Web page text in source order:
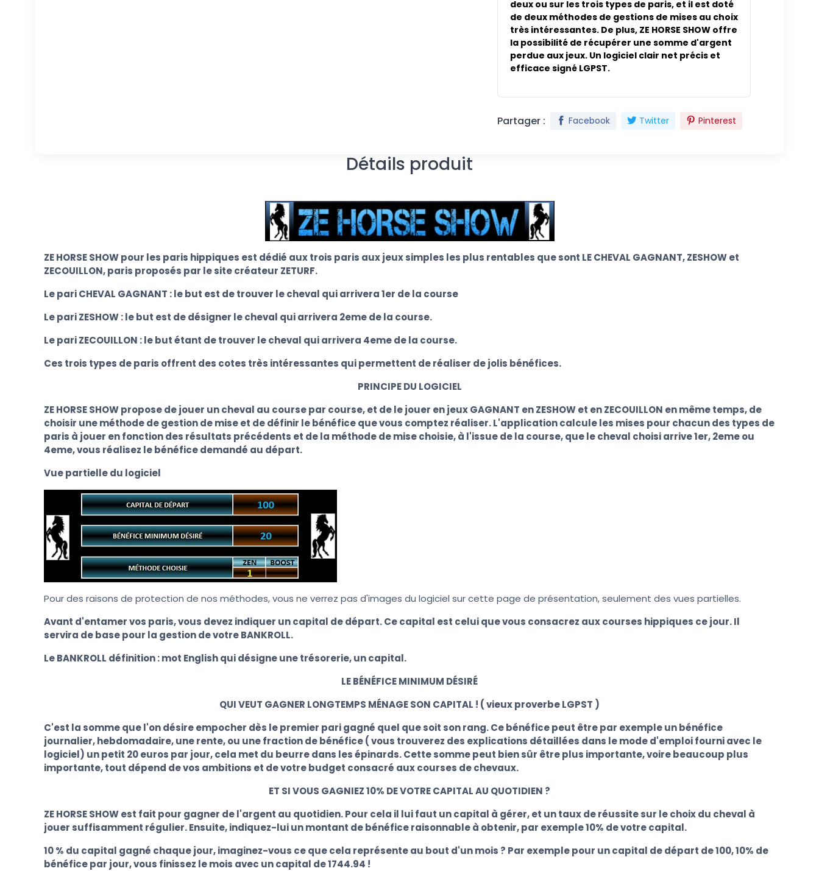
deux ou sur les trois types de paris, et il est doté
de deux méthodes de gestions de mises au choix
très intéressantes. De plus, ZE HORSE SHOW offre
la possibilité de récupérer une somme d'argent
perdue aux jeux. Un logiciel clair net précis et
efficace signé LGPST.
Partager : Facebook Twitter Pinterest
Détails produit
ZE HORSE SHOW pour les paris hippiques est dédié aux trois paris aux jeux simples les plus rentables que sont LE CHEVAL GAGNANT, ZESHOW et
ZECOUILLON, paris proposés par le site créateur ZETURF.
Le pari CHEVAL GAGNANT : le but est de trouver le cheval qui arrivera 1er de la course
Le pari ZESHOW : le but est de désigner le cheval qui arrivera 2eme de la course.
Le pari ZECOUILLON : le but étant de trouver le cheval qui arrivera 4eme de la course.
Ces trois types de paris offrent des cotes très intéressantes qui permettent de réaliser de jolis bénéfices.
PRINCIPE DU LOGICIEL
ZE HORSE SHOW propose de jouer un cheval au course par course, et de le jouer en jeux GAGNANT en ZESHOW et en ZECOUILLON en même temps, de
choisir une méthode de gestion de mise et de définir le bénéfice que vous comptez réaliser. L'application calcule les mises pour chacun des types de
paris à jouer en fonction des résultats précédents et de la méthode de mise choisie, à l'issue de la course, que le cheval choisi arrive 1er, 2eme ou
4eme, vous réalisez le bénéfice demandé au départ.
Vue partielle du logiciel
Pour des raisons de protection de nos méthodes, vous ne verrez pas d'images du logiciel sur cette page de présentation, seulement des vues partielles.
Avant d'entamer vos paris, vous devez indiquer un capital de départ. Ce capital est celui que vous consacrez aux courses hippiques ce jour. Il
servira de base pour la gestion de votre BANKROLL.
Le BANKROLL définition : mot English qui désigne une trésorerie, un capital.
LE BÉNÉFICE MINIMUM DÉSIRÉ
QUI VEUT GAGNER LONGTEMPS MÉNAGE SON CAPITAL ! ( vieux proverbe LGPST )
C'est la somme que l'on désire empocher dès le premier pari gagné quel que soit son rang. Ce bénéfice peut être par exemple un bénéfice
journalier, hebdomadaire, une rente, ou une fraction de bénéfice ( vous trouverez des explications détaillées dans le mode d'emploi fourni avec le
logiciel) un petit 20 euros par jour, cela met du beurre dans les épinards. Cette somme peut bien sûr être plus importante, voire beaucoup plus
importante, tout dépend de vos ambitions et de votre budget consacré aux courses de chevaux.
ET SI VOUS GAGNIEZ 10% DE VOTRE CAPITAL AU QUOTIDIEN ?
ZE HORSE SHOW est fait pour gagner de l'argent au quotidien. Pour cela il lui faut un capital à gérer, et un taux de réussite sur le choix du cheval à
jouer suffisamment régulier. Ensuite, indiquez-lui un montant de bénéfice raisonnable à obtenir, par exemple 10% de votre capital.
10 % du capital gagné chaque jour, imaginez-vous ce que cela représente au bout d'un mois ? Par exemple pour un capital de départ de 100, 10% de
bénéfice par jour, vous finissez le mois avec un capital de 1744.94 !